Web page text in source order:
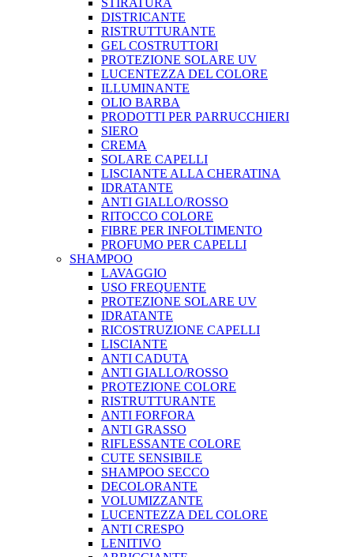
STIRATURA
DISTRICANTE
RISTRUTTURANTE
GEL COSTRUTTORI
PROTEZIONE SOLARE UV
LUCENTEZZA DEL COLORE
ILLUMINANTE
OLIO BARBA
PRODOTTI PER PARRUCCHIERI
SIERO
CREMA
SOLARE CAPELLI
LISCIANTE ALLA CHERATINA
IDRATANTE
ANTI GIALLO/ROSSO
RITOCCO COLORE
FIBRE PER INFOLTIMENTO
PROFUMO PER CAPELLI
SHAMPOO
LAVAGGIO
USO FREQUENTE
PROTEZIONE SOLARE UV
IDRATANTE
RICOSTRUZIONE CAPELLI
LISCIANTE
ANTI CADUTA
ANTI GIALLO/ROSSO
PROTEZIONE COLORE
RISTRUTTURANTE
ANTI FORFORA
ANTI GRASSO
RIFLESSANTE COLORE
CUTE SENSIBILE
SHAMPOO SECCO
DECOLORANTE
VOLUMIZZANTE
LUCENTEZZA DEL COLORE
ANTI CRESPO
LENITIVO